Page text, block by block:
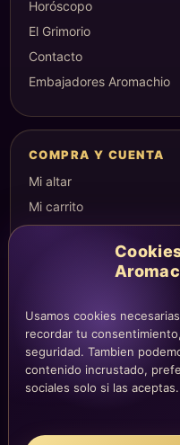
Usamos cookies
recordar tu
seguridad. Tambien
contenido incrustado,
sociales solo si las aceptas.
Horóscopo
El Grimorio
Contacto
Embajadores Aromachio
COMPRA Y CUENTA
Mi altar
Mi carrito
Condiciones de compra
Envíos y devoluciones
LEGAL
Aviso legal
Cookies